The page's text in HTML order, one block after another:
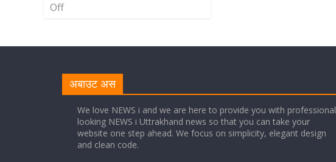
Off
अबाउट अस
We love NEWS i and we are here to provide you with professional
looking NEWS i Uttrakhand news so that you can take your
website one step ahead. We focus on simplicity, elegant design
and clean code.